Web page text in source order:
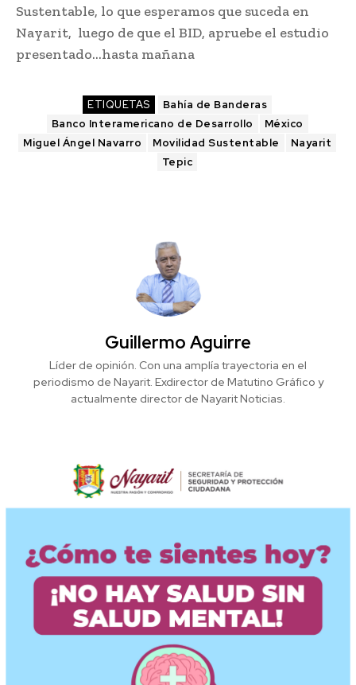
Sustentable, lo que esperamos que suceda en
Nayarit, luego de que el BID, apruebe el estudio
presentado…hasta mañana
ETIQUETAS
Bahía de Banderas
Banco Interamericano de Desarrollo
México
Miguel Ángel Navarro
Movilidad Sustentable
Nayarit
Tepic
Guillermo Aguirre
Líder de opinión. Con una amplía trayectoria en el
periodismo de Nayarit. Exdirector de Matutino Gráfico y
actualmente director de Nayarit Noticias.